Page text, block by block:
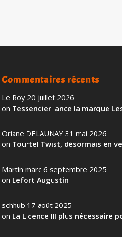
Commentaires récents
Le Roy 20 juillet 2026
on Tessendier lance la marque
Oriane DELAUNAY 31 mai 2026
on Tourtel Twist, désormais en
Martin marc 6 septembre 2025
on Lefort Augustin
schhub 17 août 2025
on La Licence III plus nécessaire